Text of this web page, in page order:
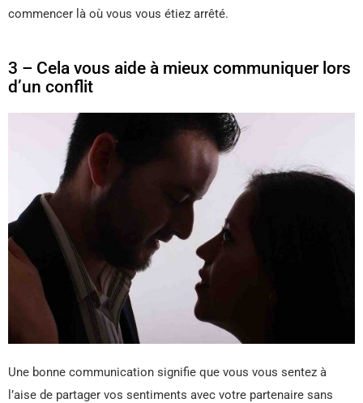
commencer là où vous vous étiez arrêté.
3 – Cela vous aide à mieux communiquer lors
d’un conflit
Une bonne communication signifie que vous vous sentez à
l’aise de partager vos sentiments avec votre partenaire sans